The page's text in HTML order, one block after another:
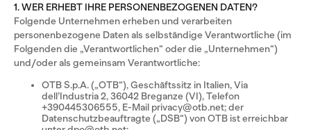
1. WER ERHEBT IHRE PERSONENBEZOGENEN DATEN?
Folgende Unternehmen erheben und verarbeiten
personenbezogene Daten als selbständige Verantwortliche (im
Folgenden die „Verantwortlichen“ oder die „Unternehmen“)
und/oder als gemeinsam Verantwortliche:
OTB S.p.A. („OTB“), Geschäftssitz in Italien, Via
dell’Industria 2, 36042 Breganze (VI), Telefon
+390445306555, E-Mail privacy@otb.net; der
Datenschutzbeauftragte („DSB“) von OTB ist erreichbar